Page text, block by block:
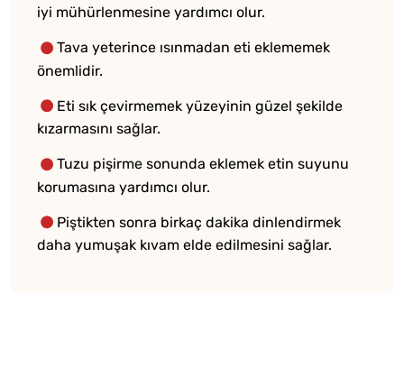
iyi mühürlenmesine yardımcı olur.
Tava yeterince ısınmadan eti eklememek
önemlidir.
Eti sık çevirmemek yüzeyinin güzel şekilde
kızarmasını sağlar.
Tuzu pişirme sonunda eklemek etin suyunu
korumasına yardımcı olur.
Piştikten sonra birkaç dakika dinlendirmek
daha yumuşak kıvam elde edilmesini sağlar.